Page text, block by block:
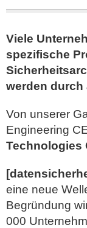
Viele
spezifische
werden durch
Von unserer
Engineering
Technologies
eine neue
Begründung
000